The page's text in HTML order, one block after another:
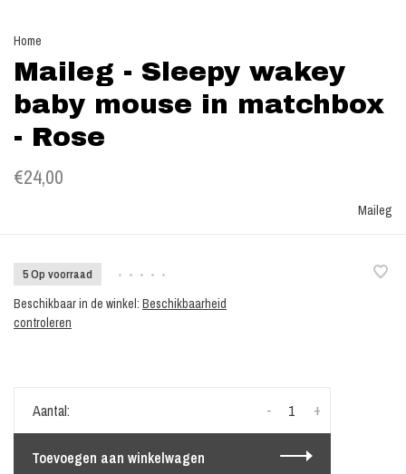
Home
Maileg - Sleepy wakey
baby mouse in matchbox
- Rose
€24,00
Maileg
5 Op voorraad • • • • •
Beschikbaar in de winkel: Beschikbaarheid
controleren
Aantal: +
-
Toevoegen aan winkelwagen